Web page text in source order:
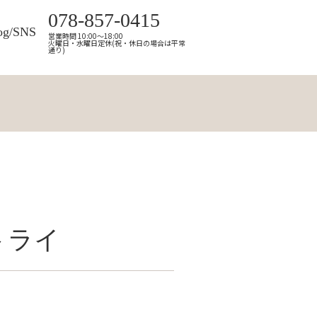
SNS
078-857-0415
営業時間 10:00～18:00
火曜日・水曜日定休(祝・休日の場合は平常
通り)
イ